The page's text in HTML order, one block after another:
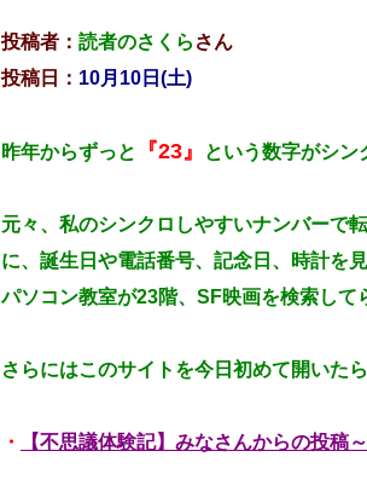
投稿者： 読者のさくら さん
投稿日： 10月10日(土)
昨年からずっと 『23』 という数字がシン
元々、私のシンクロしやすいナンバーで
に、誕生日や電話番号、記念日、時計を
パソコン教室が23階、SF映画を検索して
さらにはこのサイトを今日初めて開いたら
・ 【不思議体験記】みなさんからの投稿